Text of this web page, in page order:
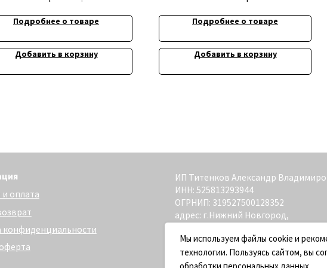
Мы используем файлы cookie и
технологии. Пользуясь сайтом, вы
Подробнее о товаре
Добавить в корзину
Подробнее о товаре
Добавить в корзину
ИП Титенков Александр Владимирович